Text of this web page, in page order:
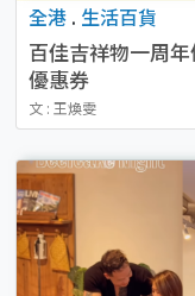
全港 . 生活百貨
百佳吉祥物一周
優惠券
文 : 王煥雯